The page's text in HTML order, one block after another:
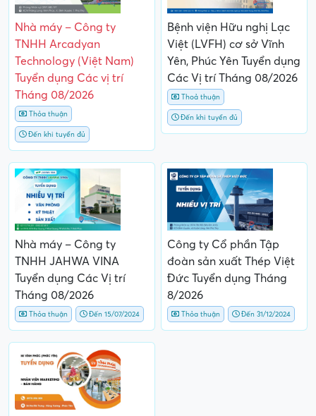
Nhà máy – Công ty
TNHH Arcadyan
Technology (Việt Nam)
Tuyển dụng Các vị trí
Tháng 08/2026
Thỏa thuận
Đến khi tuyển đủ
Bệnh viện Hữu nghị Lạc
Việt (LVFH) cơ sở Vĩnh
Yên, Phúc Yên Tuyển dụng
Các Vị trí Tháng 08/2026
Thoả thuận
Đến khi tuyển đủ
Nhà máy – Công ty
TNHH JAHWA VINA
Tuyển dụng Các Vị trí
Tháng 08/2026
Thỏa thuận Đến 15/07/2024
Công ty Cổ phần Tập
đoàn sản xuất Thép Việt
Đức Tuyển dụng Tháng
8/2026
Thỏa thuận Đến 31/12/2024